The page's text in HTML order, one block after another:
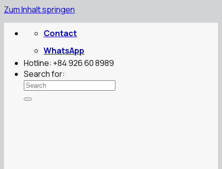
Zum Inhalt springen
Contact
WhatsApp
Hotline: +84 926 60 8989
Search for: